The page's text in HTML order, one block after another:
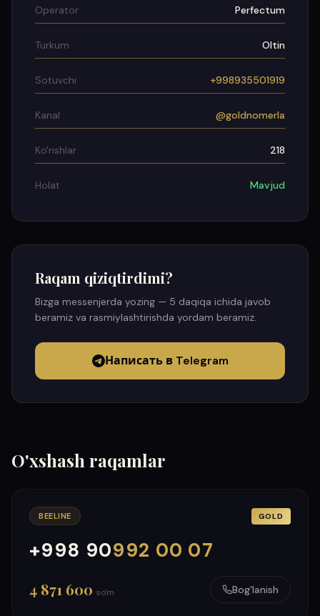
Operator Perfectum
Turkum Oltin
Sotuvchi +998935501919
Kanal @goldnomerla
Ko'rishlar 218
Holat Mavjud
Raqam qiziqtirdimi?
Bizga messenjerda yozing — 5 daqiqa ichida javob
beramiz va rasmiylashtirishda yordam beramiz.
Написать в Telegram
O'xshash raqamlar
BEELINE GOLD
+998 90992 00 07
000
999
4 871 600 so'm Bog'lanish